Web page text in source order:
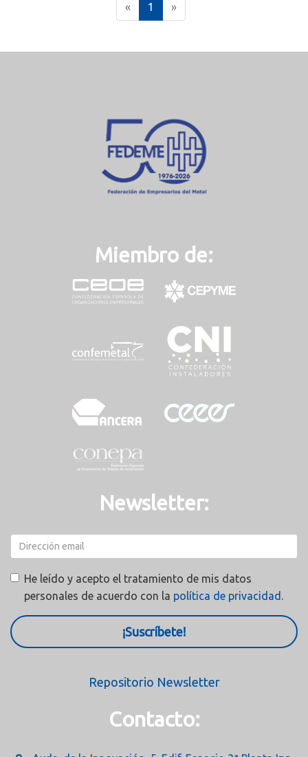
« 1
c
t
)
»
Miembro de:
Newsletter:
He leído y acepto el tratamiento de mis datos
personales de acuerdo con la política de privacidad.
¡Suscríbete!
Repositorio Newsletter
Contacto: